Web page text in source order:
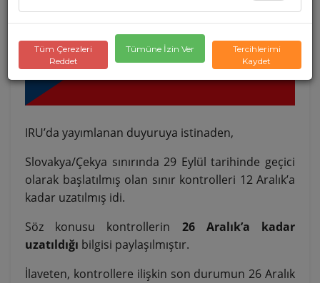
IRU’da yayımlanan duyuruya istinaden,
Slovakya/Çekya sınırında 29 Eylül tarihinde geçici
olarak başlatılmış olan sınır kontrolleri 12 Aralık’a
kadar uzatılmış idi.
Söz konusu kontrollerin 26 Aralık’a kadar
uzatıldığı bilgisi paylaşılmıştır.
İlaveten, kontrollere ilişkin son durumun 26 Aralık
Tüm Çerezleri
Reddet
Tümüne İzin Ver
Tercihlerimi
Kaydet